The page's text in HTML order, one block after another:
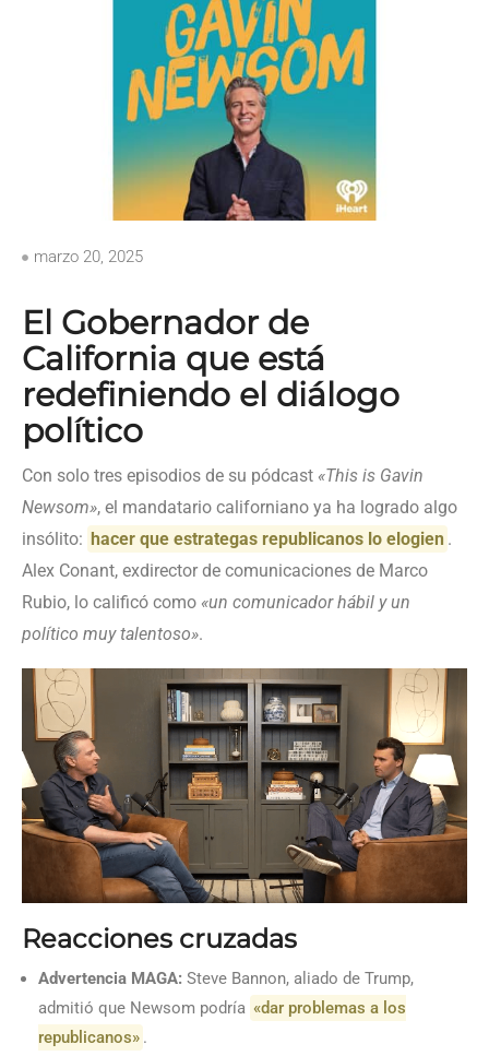
marzo 20, 2025
El Gobernador de
California que está
redefiniendo el diálogo
político
Con solo tres episodios de su pódcast «This is Gavin
Newsom», el mandatario californiano ya ha logrado algo
insólito: hacer que estrategas republicanos lo elogien .
Alex Conant, exdirector de comunicaciones de Marco
Rubio, lo calificó como «un comunicador hábil y un
político muy talentoso».
Reacciones cruzadas
Advertencia MAGA: Steve Bannon, aliado de Trump,
admitió que Newsom podría «dar problemas a los
republicanos» .